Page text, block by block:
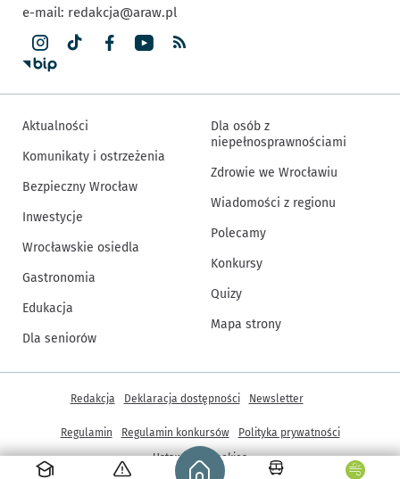
Strona główna - wroclaw.pl
e-mail: redakcja@araw.pl
Aktualności
Komunikaty i ostrzeżenia
Bezpieczny Wrocław
Inwestycje
Wrocławskie osiedla
Gastronomia
Edukacja
Dla seniorów
Dla osób z
niepełnosprawnościami
Zdrowie we Wrocławiu
Wiadomości z regionu
Polecamy
Konkursy
Quizy
Mapa strony
Inne informacje
Redakcja Deklaracja dostępności Newsletter
Regulamin Regulamin konkursów
Polityka prywatności
Ustawienia cookies